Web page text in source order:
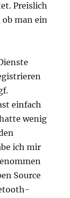
Preislich
ob man ein
einfach
wenig
ich mir
Source